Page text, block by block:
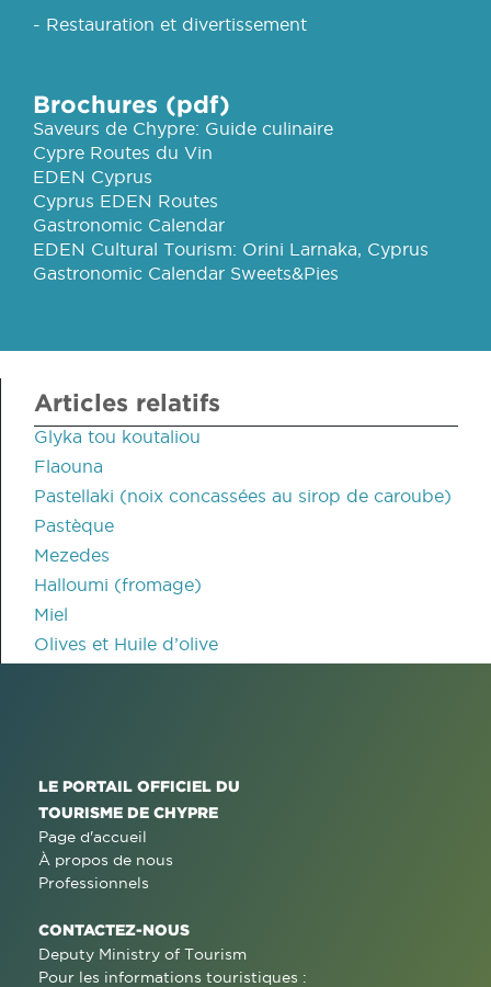
- Restauration et divertissement
Brochures (pdf)
Saveurs de Chypre: Guide culinaire
Cypre Routes du Vin
EDEN Cyprus
Cyprus EDEN Routes
Gastronomic Calendar
EDEN Cultural Tourism: Orini Larnaka, Cyprus
Gastronomic Calendar Sweets&Pies
Articles relatifs
Glyka tou koutaliou
Flaouna
Pastellaki (noix concassées au sirop de caroube)
Pastèque
Mezedes
Halloumi (fromage)
Miel
Olives et Huile d’olive
LE PORTAIL OFFICIEL DU
TOURISME DE CHYPRE
Page d'accueil
À propos de nous
Professionnels
CONTACTEZ-NOUS
Deputy Ministry of Tourism
Pour les informations touristiques :